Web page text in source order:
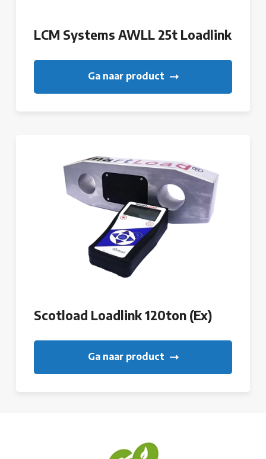
LCM Systems AWLL 25t Loadlink
Ga naar product
Scotload Loadlink 120ton (Ex)
Ga naar product